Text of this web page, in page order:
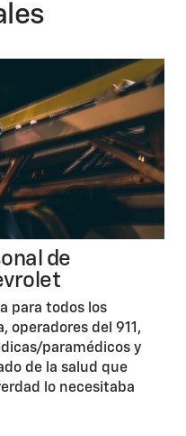
de
para todos los
operadores del 911,
paramédicos y
de la salud que
lo necesitaba